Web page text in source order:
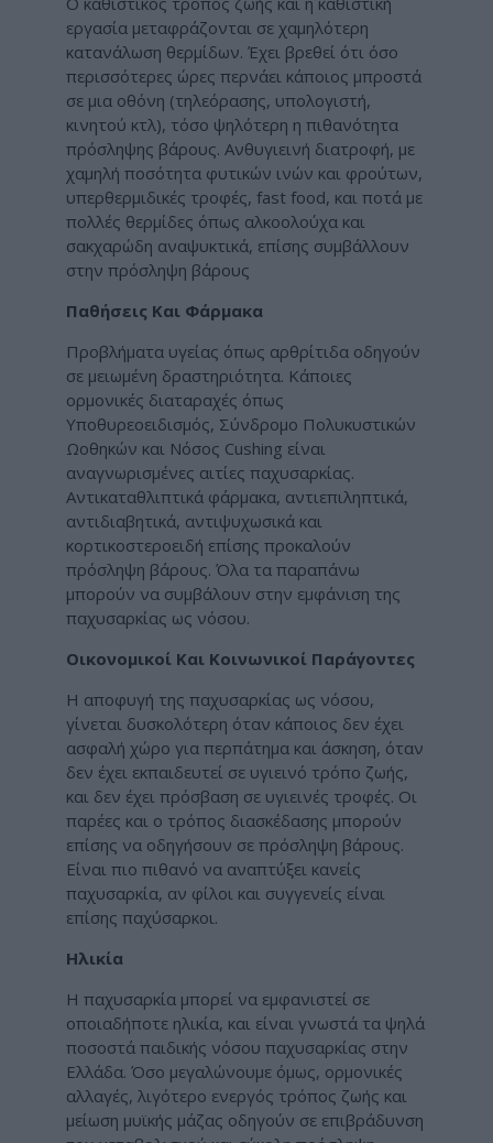
εργασία μεταφράζονται σε χαμηλότερη
κατανάλωση θερμίδων. Έχει βρεθεί ότι όσο
περισσότερες ώρες περνάει κάποιος μπροστά
σε μια οθόνη (τηλεόρασης, υπολογιστή,
κινητού κτλ), τόσο ψηλότερη η πιθανότητα
πρόσληψης βάρους. Ανθυγιεινή διατροφή, με
χαμηλή ποσότητα φυτικών ινών και φρούτων,
υπερθερμιδικές τροφές, fast food, και ποτά με
πολλές θερμίδες όπως αλκοολούχα και
σακχαρώδη αναψυκτικά, επίσης συμβάλλουν
στην πρόσληψη βάρους
Παθήσεις Και Φάρμακα
Προβλήματα υγείας όπως αρθρίτιδα οδηγούν
σε μειωμένη δραστηριότητα. Κάποιες
ορμονικές διαταραχές όπως
Υποθυρεοειδισμός, Σύνδρομο Πολυκυστικών
Ωοθηκών και Νόσος Cushing είναι
αναγνωρισμένες αιτίες παχυσαρκίας.
Αντικαταθλιπτικά φάρμακα, αντιεπιληπτικά,
αντιδιαβητικά, αντιψυχωσικά και
κορτικοστεροειδή επίσης προκαλούν
πρόσληψη βάρους. Όλα τα παραπάνω
μπορούν να συμβάλουν στην εμφάνιση της
παχυσαρκίας ως νόσου.
Οικονομικοί Και Κοινωνικοί Παράγοντες
Η αποφυγή της παχυσαρκίας ως νόσου,
γίνεται δυσκολότερη όταν κάποιος δεν έχει
ασφαλή χώρο για περπάτημα και άσκηση, όταν
δεν έχει εκπαιδευτεί σε υγιεινό τρόπο ζωής,
και δεν έχει πρόσβαση σε υγιεινές τροφές. Οι
παρέες και ο τρόπος διασκέδασης μπορούν
επίσης να οδηγήσουν σε πρόσληψη βάρους.
Είναι πιο πιθανό να αναπτύξει κανείς
παχυσαρκία, αν φίλοι και συγγενείς είναι
επίσης παχύσαρκοι.
Ηλικία
Η παχυσαρκία μπορεί να εμφανιστεί σε
οποιαδήποτε ηλικία, και είναι γνωστά τα ψηλά
ποσοστά παιδικής νόσου παχυσαρκίας στην
Ελλάδα. Όσο μεγαλώνουμε όμως, ορμονικές
αλλαγές, λιγότερο ενεργός τρόπος ζωής και
μείωση μυϊκής μάζας οδηγούν σε επιβράδυνση